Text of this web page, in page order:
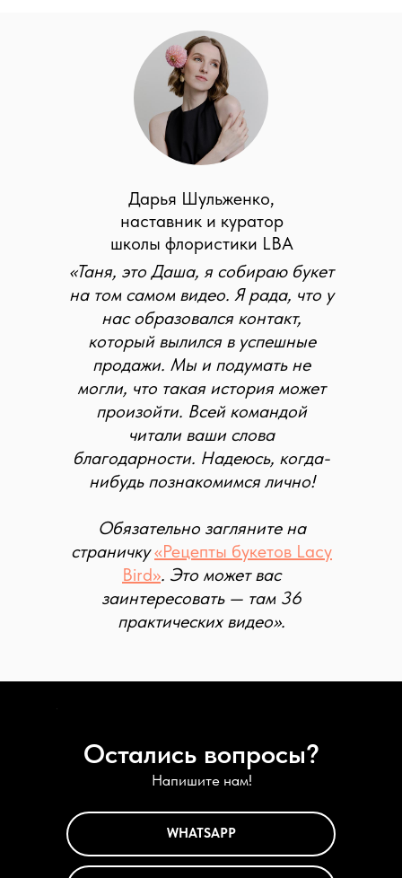
Дарья Шульженко,
наставник и куратор
школы флористики LBA
«Таня, это Даша, я собираю букет
на том самом видео. Я рада, что у
нас образовался контакт,
который вылился в успешные
продажи. Мы и подумать не
могли, что такая история может
произойти. Всей командой
читали ваши слова
благодарности. Надеюсь, когда-
нибудь познакомимся лично!
Обязательно загляните на
страничку «Рецепты букетов Lacy
Bird». Это может вас
заинтересовать — там 36
практических видео».
Остались вопросы?
Напишите нам!
WHATSAPP